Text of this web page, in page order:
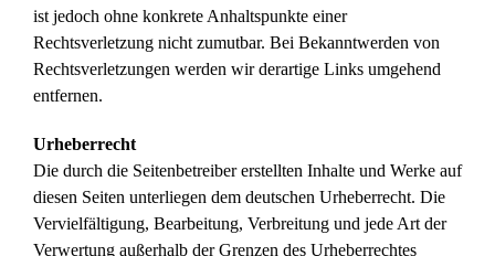
ist jedoch ohne konkrete Anhaltspunkte einer
Rechtsverletzung nicht zumutbar. Bei Bekanntwerden von
Rechtsverletzungen werden wir derartige Links umgehend
entfernen.
Urheberrecht
Die durch die Seitenbetreiber erstellten Inhalte und Werke auf
diesen Seiten unterliegen dem deutschen Urheberrecht. Die
Vervielfältigung, Bearbeitung, Verbreitung und jede Art der
Verwertung außerhalb der Grenzen des Urheberrechtes